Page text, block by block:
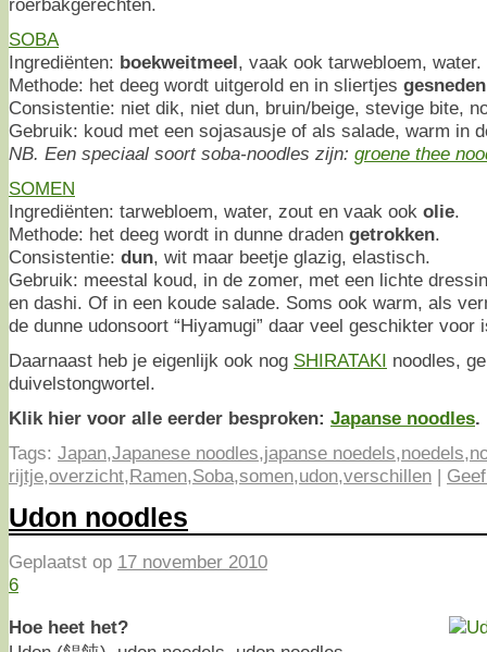
SOBA
Ingrediënten: boekweitmeel, vaak ook tarwebloem, water.
Methode: het deeg wordt uitgerold en in sliertjes gesneden
Consistentie: niet dik, niet dun, bruin/beige, stevige bite,
Gebruik: koud met een sojasausje of als salade, warm in
NB. Een speciaal soort soba-noodles zijn: groene thee
SOMEN
Ingrediënten: tarwebloem, water, zout en vaak ook olie.
Methode: het deeg wordt in dunne draden getrokken.
Consistentie: dun, wit maar beetje glazig, elastisch.
Gebruik: meestal koud, in de zomer, met een lichte
en dashi. Of in een koude salade. Soms ook warm, als
de dunne udonsoort “Hiyamugi” daar veel geschikter voor
Daarnaast heb je eigenlijk ook nog SHIRATAKI noodles,
duivelstongwortel.
Klik hier voor alle eerder besproken: Japanse noodles.
Tags: Japan,Japanese noodles,japanse noedels,noedels,
rijtje,overzicht,Ramen,Soba,somen,udon,verschillen |
Udon noodles
Geplaatst op 17 november 2010
6
Hoe heet het?